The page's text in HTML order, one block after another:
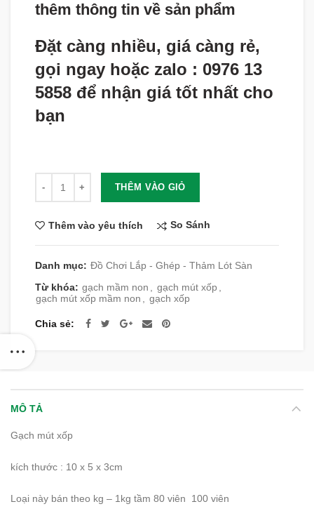
thêm thông tin về sản phẩm
Đặt càng nhiều, giá càng rẻ,
gọi ngay hoặc zalo : 0976 13
5858 để nhận giá tốt nhất cho
bạn
THÊM VÀO GIỎ
Thêm vào yêu thích So Sánh
Danh mục: Đồ Chơi Lắp - Ghép - Thảm Lót Sàn
Từ khóa: gạch mầm non gạch mút xốp
gạch mút xốp mầm non
gạch xốp
Chia sẻ
MÔ TẢ
Gạch mút xốp
kích thước : 10 x 5 x 3cm
Loại này bán theo kg – 1kg tầm 80 viên 100 viên